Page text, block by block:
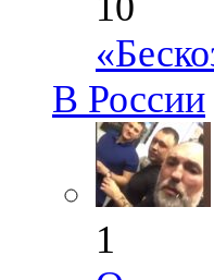
В России
1